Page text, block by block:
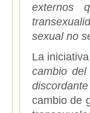
externos
sexual no
La
cambio
cambio de